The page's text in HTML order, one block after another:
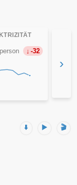
-32
›
⬇️ ▶️ 🎬